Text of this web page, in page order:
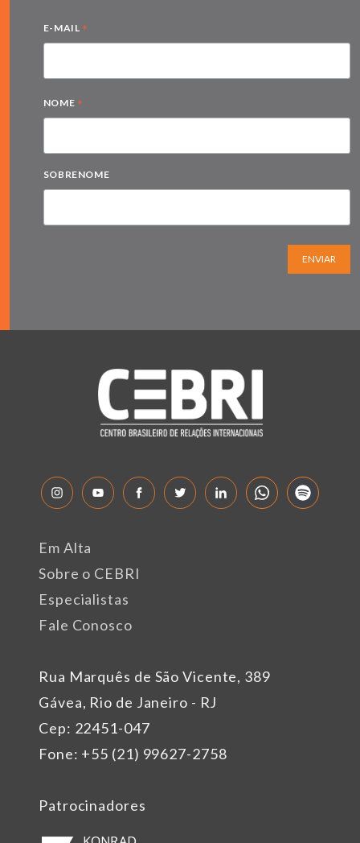
E-MAIL *
NOME *
SOBRENOME
ENVIAR
Rua Marquês de São Vicente, 389
Gávea, Rio de Janeiro - RJ
Cep: 22451-047
Fone: +55 (21) 99627-2758
Em Alta
Sobre o CEBRI
Especialistas
Fale Conosco
Patrocinadores